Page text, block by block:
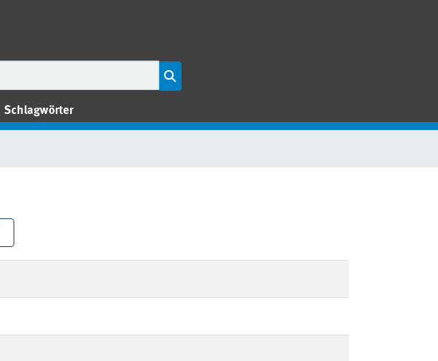
Schlagwörter